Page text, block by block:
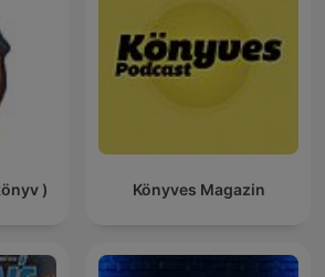
) Könyves Magazin